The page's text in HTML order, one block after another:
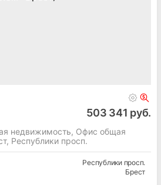
503 341 руб.
недвижимость, Офис общая
Республики просп.
Республики просп.
Брест